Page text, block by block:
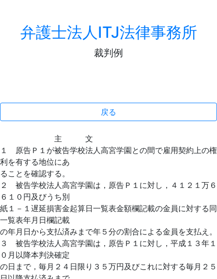
弁護士法人ITJ法律事務所
裁判例
戻る
主 文
１ 原告Ｐ１が被告学校法人高宮学園との間で雇用契約上の権
利を有する地位にあ
ることを確認する。
２ 被告学校法人高宮学園は，原告Ｐ１に対し，４１２１万６
６１０円及びうち別
紙１－１遅延損害金起算日一覧表金額欄記載の金員に対する同
一覧表年月日欄記載
の年月日から支払済みまで年５分の割合による金員を支払え。
３ 被告学校法人高宮学園は，原告Ｐ１に対し，平成１３年１
０月以降本判決確定
の日まで，毎月２４日限り３５万円及びこれに対する毎月２５